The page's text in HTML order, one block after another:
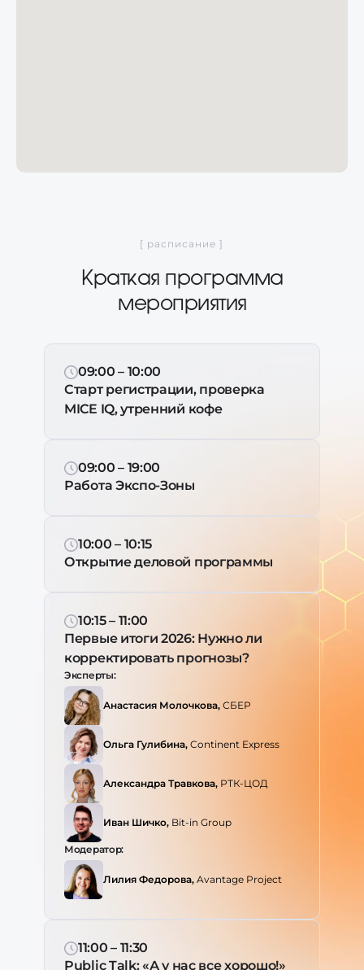
[ расписание ]
Краткая программа
мероприятия
09:00 – 10:00
Старт регистрации, проверка
MICE IQ, утренний кофе
09:00 – 19:00
Работа Экспо-Зоны
10:00 – 10:15
Открытие деловой программы
10:15 – 11:00
Первые итоги 2026: Нужно ли
корректировать прогнозы?
Эксперты:
Анастасия Молочкова, СБЕР
Ольга Гулибина, Continent Express
Александра Травкова, РТК-ЦОД
Иван Шичко, Bit-in Group
Модератор:
Лилия Федорова, Avantage Project
11:00 – 11:30
Public Talk: «А у нас все хорошо!»